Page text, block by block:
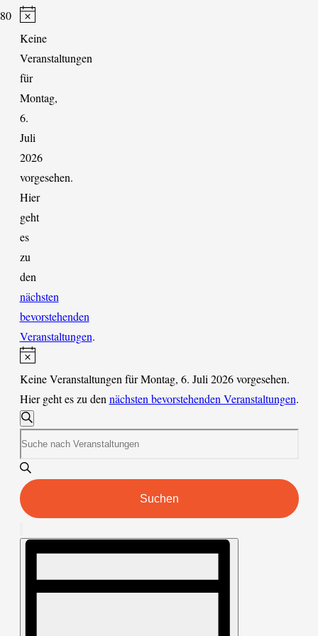
Hinweis
Keine
Veranstaltungen
für
Montag,
6.
Juli
2026
vorgesehen.
Hier
geht
es
zu
den
nächsten
bevorstehenden
Veranstaltungen.
Hinweis
Keine Veranstaltungen für Montag, 6. Juli 2026 vorgesehen.
Hier geht es zu den nächsten bevorstehenden Veranstaltungen.
Veranstaltungen
Suche
und
Ansichten,
Navigation
Suche
Bitte
Schlüsselwort
eingeben.
Suche
nach
Veranstaltungen
Schlüsselwort.
Suchen
Filter
Veranstaltung
Ansichten-